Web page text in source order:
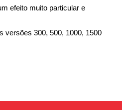
efeito muito particular e
versões 300, 500, 1000, 1500